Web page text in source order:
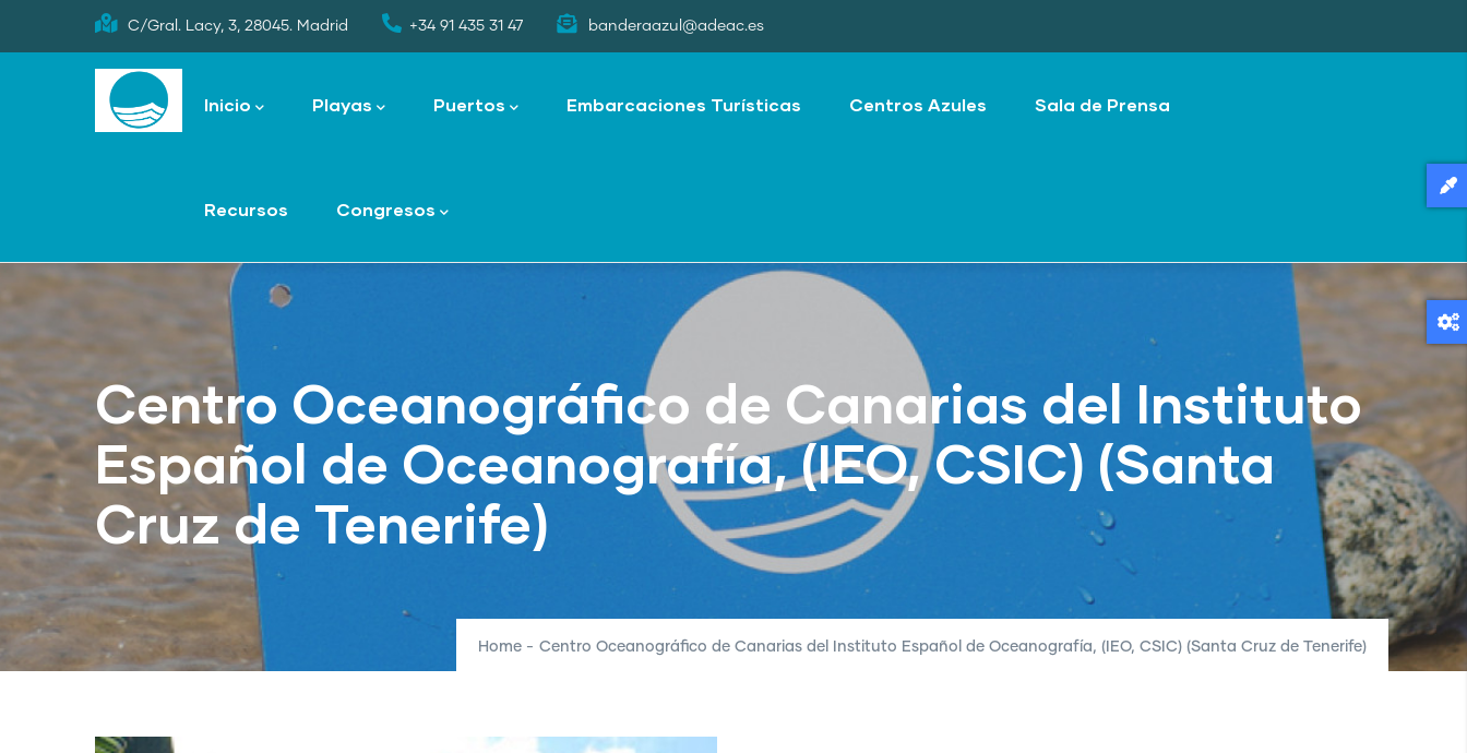
to
C/Gral. Lacy, 3, 28045. Madrid +34 91 435 31 47 banderaazul@adeac.es
navigation
Inicio Playas Puertos Embarcaciones Turísticas Centros Azules Sala de Prensa
Recursos Congresos
Centro Oceanográfico de Canarias del Instituto
Español de Oceanografía, (IEO, CSIC) (Santa
Cruz de Tenerife)
Home - Centro Oceanográfico de Canarias del Instituto Español de Oceanografía, (IEO, CSIC) (Santa Cruz de Tenerife)